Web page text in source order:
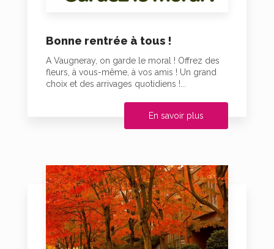
Bonne rentrée à tous !
A Vaugneray, on garde le moral ! Offrez des
fleurs, à vous-même, à vos amis ! Un grand
choix et des arrivages quotidiens !...
En savoir plus